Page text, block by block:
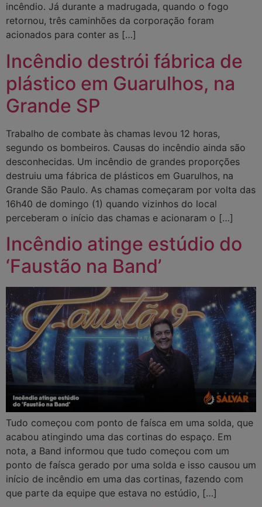
incêndio. Já durante a madrugada, quando o fogo
retornou, três caminhões da corporação foram
acionados para conter as […]
Incêndio destrói fábrica de
plástico em Guarulhos, na
Grande SP
Trabalho de combate às chamas levou 12 horas,
segundo os bombeiros. Causas do incêndio ainda são
desconhecidas. Um incêndio de grandes proporções
destruiu uma fábrica de plásticos em Guarulhos, na
Grande São Paulo. As chamas começaram por volta das
16h40 de domingo (1) quando vizinhos do local
perceberam o início das chamas e acionaram o […]
Incêndio atinge estúdio do
‘Faustão na Band’
Tudo começou com ponto de faísca em uma solda, que
acabou atingindo uma das cortinas do espaço. Em
nota, a Band informou que tudo começou com um
ponto de faísca gerado por uma solda e isso causou um
início de incêndio em uma das cortinas, fazendo com
que parte da equipe que estava no estúdio, […]